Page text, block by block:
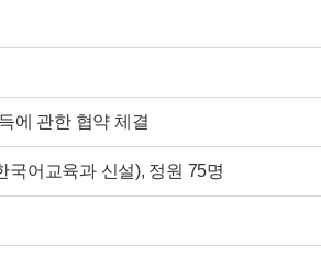
에 관한 협약 체결
국어교육과 신설), 정원 75명